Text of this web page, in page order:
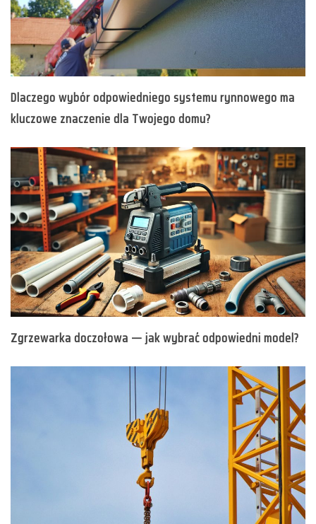
Dlaczego wybór odpowiedniego systemu rynnowego ma
kluczowe znaczenie dla Twojego domu?
Zgrzewarka doczołowa — jak wybrać odpowiedni model?